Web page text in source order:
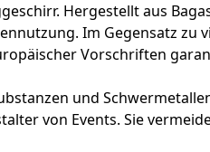
Hergestellt aus
Im Gegensatz
Vorschriften
und
von Events. Sie